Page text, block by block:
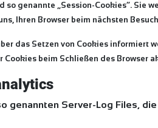
so genannte „Session-Cookies“.
Ihren Browser beim nächsten
das Setzen von Cookies
Cookies beim Schließen des
genannten Server-Log Files,